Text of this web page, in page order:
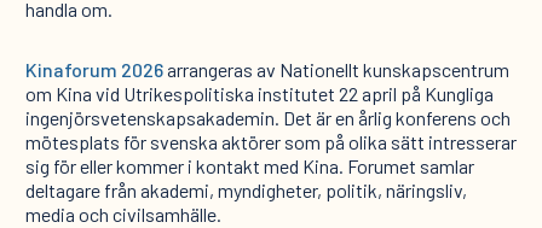
handla om.
Kinaforum 2026arrangeras av Nationellt kunskapscentrum
om Kina vid Utrikespolitiska institutet 22 april på Kungliga
ingenjörsvetenskapsakademin. Det är en årlig konferens och
mötesplats för svenska aktörer som på olika sätt intresserar
sig för eller kommer i kontakt med Kina. Forumet samlar
deltagare från akademi, myndigheter, politik, näringsliv,
media och civilsamhälle.